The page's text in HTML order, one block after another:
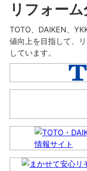
リフォー
TOTO、DAIKEN、
値向上を目指して、
しています。